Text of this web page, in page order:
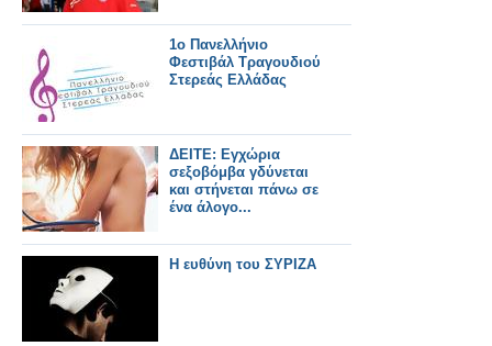
1ο Πανελλήνιο
Φεστιβάλ Τραγουδιού
Στερεάς Ελλάδας
ΔΕΙΤΕ: Εγχώρια
σεξοβόμβα γδύνεται
και στήνεται πάνω σε
ένα άλογο...
Η ευθύνη του ΣΥΡΙΖΑ